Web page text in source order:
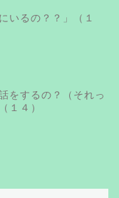
いるの？？」（１
をするの？（それっ
１４）